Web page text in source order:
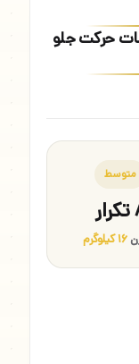
حرکت جلو
متوسط
۱۶ کیلوگرم